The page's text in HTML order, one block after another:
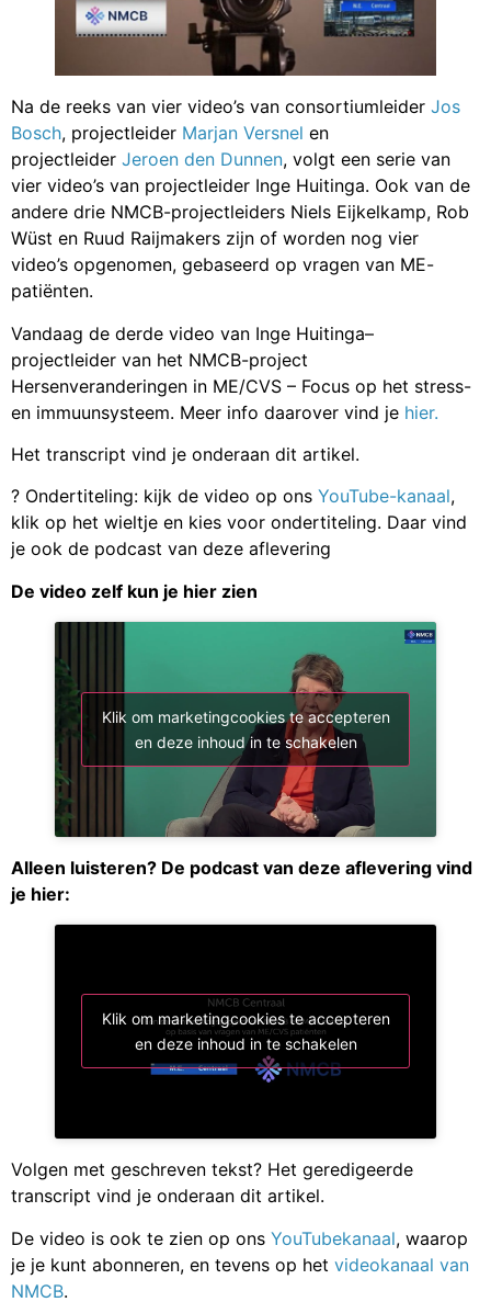
Na de reeks van vier video’s van consortiumleider Jos
Bosch, projectleider Marjan Versnel en
projectleider Jeroen den Dunnen, volgt een serie van
vier video’s van projectleider Inge Huitinga. Ook van de
andere drie NMCB-projectleiders Niels Eijkelkamp, Rob
Wüst en Ruud Raijmakers zijn of worden nog vier
video’s opgenomen, gebaseerd op vragen van ME-
patiënten.
Vandaag de derde video van Inge Huitinga–
projectleider van het NMCB-project
Hersenveranderingen in ME/CVS – Focus op het stress-
en immuunsysteem. Meer info daarover vind je hier.
Het transcript vind je onderaan dit artikel.
? Ondertiteling: kijk de video op ons YouTube-kanaal,
klik op het wieltje en kies voor ondertiteling. Daar vind
je ook de podcast van deze aflevering
De video zelf kun je hier zien
Klik om marketingcookies te accepteren
en deze inhoud in te schakelen
Alleen luisteren? De podcast van deze aflevering vind
je hier:
Klik om marketingcookies te accepteren
en deze inhoud in te schakelen
Volgen met geschreven tekst? Het geredigeerde
transcript vind je onderaan dit artikel.
De video is ook te zien op ons YouTubekanaal, waarop
je je kunt abonneren, en tevens op het videokanaal van
NMCB.